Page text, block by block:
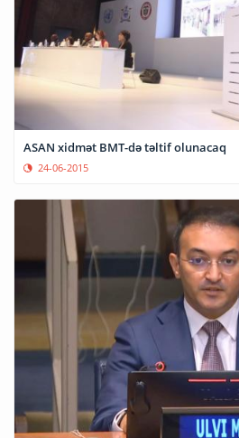
ASAN xidmət BMT-də təltif olunacaq
24-06-2015